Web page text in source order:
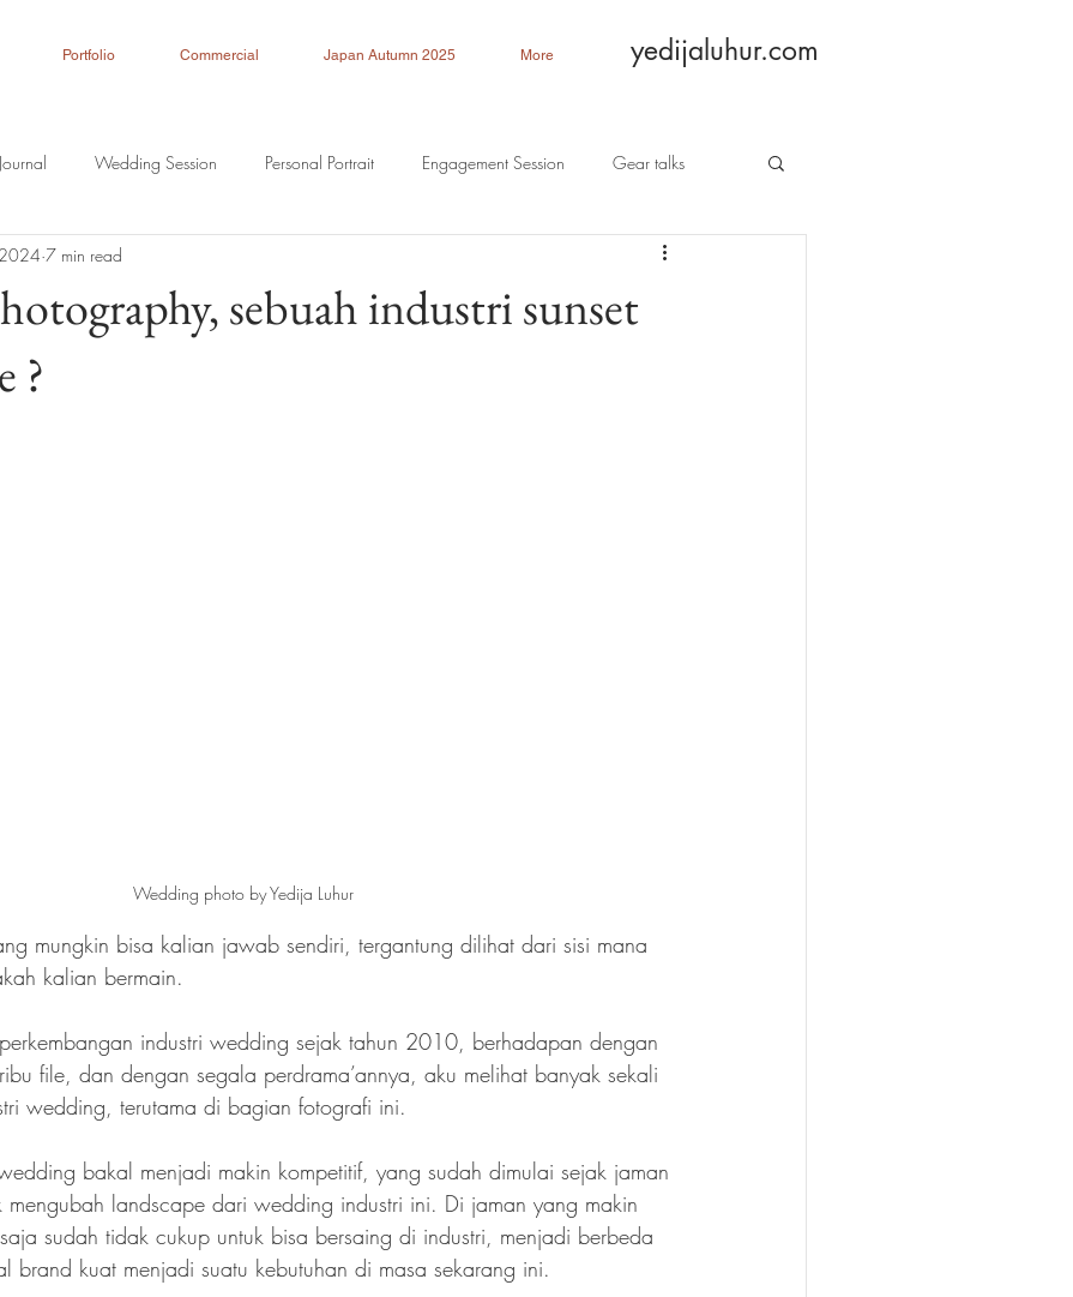
Portfolio Commercial Japan Autumn 2025 More yedijaluhur.com
Wedding Session Personal Portrait Engagement Session Gear talks
sebuah industri sunset
?
7 min read
Wedding photo by Yedija Luhur
mungkin bisa kalian jawab sendiri, tergantung dilihat dari sisi mana
kalian bermain.
industri wedding sejak tahun 2010, berhadapan dengan
file, dan dengan segala perdrama’annya, aku melihat banyak sekali
wedding, terutama di bagian fotografi ini.
bakal menjadi makin kompetitif, yang sudah dimulai sejak jaman
mengubah landscape dari wedding industri ini. Di jaman yang makin
sudah tidak cukup untuk bisa bersaing di industri, menjadi berbeda
brand kuat menjadi suatu kebutuhan di masa sekarang ini.